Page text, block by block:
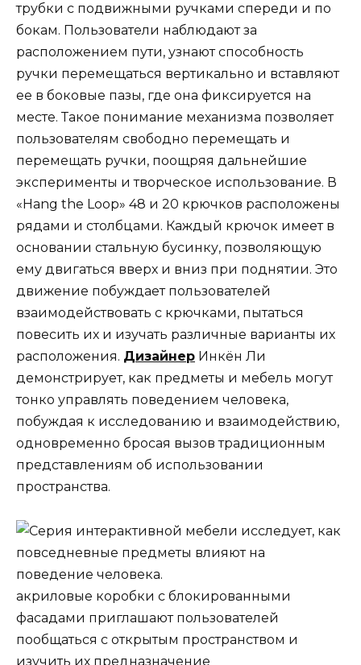
трубки с подвижными ручками спереди и по
бокам. Пользователи наблюдают за
расположением пути, узнают способность
ручки перемещаться вертикально и вставляют
ее в боковые пазы, где она фиксируется на
месте. Такое понимание механизма позволяет
пользователям свободно перемещать и
перемещать ручки, поощряя дальнейшие
эксперименты и творческое использование. В
«Hang the Loop» 48 и 20 крючков расположены
рядами и столбцами. Каждый крючок имеет в
основании стальную бусинку, позволяющую
ему двигаться вверх и вниз при поднятии. Это
движение побуждает пользователей
взаимодействовать с крючками, пытаться
повесить их и изучать различные варианты их
расположения. Дизайнер Инкён Ли
демонстрирует, как предметы и мебель могут
тонко управлять поведением человека,
побуждая к исследованию и взаимодействию,
одновременно бросая вызов традиционным
представлениям об использовании
пространства.
акриловые коробки с блокированными
фасадами приглашают пользователей
пообщаться с открытым пространством и
изучить их предназначение